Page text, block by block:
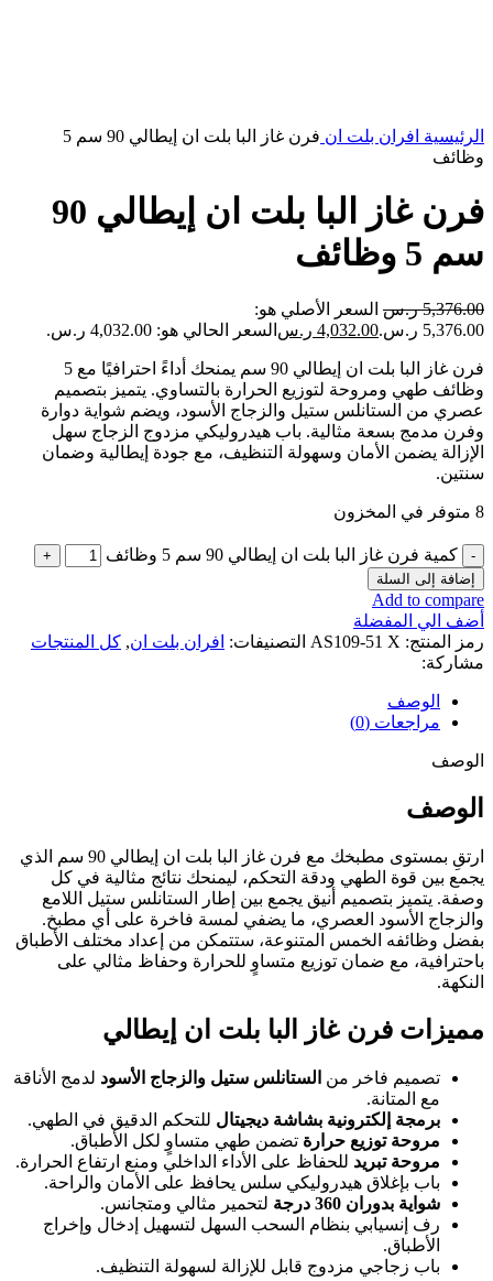
الرئيسية افران بلت ان
فرن غاز البا بلت ان إيطالي 90 سم 5
وظائف
فرن غاز البا بلت ان إيطالي 90
سم 5 وظائف
5,376.00 ر.س السعر الأصلي هو:
5,376.00 ر.س.
4,032.00 ر.س السعر الحالي هو: 4,032.00 ر.س.
فرن غاز البا بلت ان إيطالي 90 سم يمنحك أداءً احترافيًا مع 5
وظائف طهي ومروحة لتوزيع الحرارة بالتساوي. يتميز بتصميم
عصري من الستانلس ستيل والزجاج الأسود، ويضم شواية دوارة
وفرن مدمج بسعة مثالية. باب هيدروليكي مزدوج الزجاج سهل
الإزالة يضمن الأمان وسهولة التنظيف، مع جودة إيطالية وضمان
سنتين.
8 متوفر في المخزون
كمية فرن غاز البا بلت ان إيطالي 90 سم 5 وظائف
إضافة إلى السلة
Add to compare
أضف الي المفضلة
رمز المنتج: AS109-51 X التصنيفات: افران بلت ان, كل المنتجات
مشاركة:
الوصف
مراجعات (0)
الوصف
الوصف
ارتقِ بمستوى مطبخك مع فرن غاز البا بلت ان إيطالي 90 سم الذي
يجمع بين قوة الطهي ودقة التحكم، ليمنحك نتائج مثالية في كل
وصفة. يتميز بتصميم أنيق يجمع بين إطار الستانلس ستيل اللامع
والزجاج الأسود العصري، ما يضفي لمسة فاخرة على أي مطبخ.
بفضل وظائفه الخمس المتنوعة، ستتمكن من إعداد مختلف الأطباق
باحترافية، مع ضمان توزيع متساوٍ للحرارة وحفاظ مثالي على
النكهة.
مميزات فرن غاز البا بلت ان إيطالي
تصميم فاخر من الستانلس ستيل والزجاج الأسود لدمج الأناقة
مع المتانة.
برمجة إلكترونية بشاشة ديجيتال للتحكم الدقيق في الطهي.
مروحة توزيع حرارة تضمن طهي متساوٍ لكل الأطباق.
مروحة تبريد للحفاظ على الأداء الداخلي ومنع ارتفاع الحرارة.
باب بإغلاق هيدروليكي سلس يحافظ على الأمان والراحة.
شواية بدوران 360 درجة
لتحمير مثالي ومتجانس.
رف إنسيابي بنظام السحب السهل لتسهيل إدخال وإخراج
الأطباق.
باب زجاجي مزدوج قابل للإزالة لسهولة التنظيف.